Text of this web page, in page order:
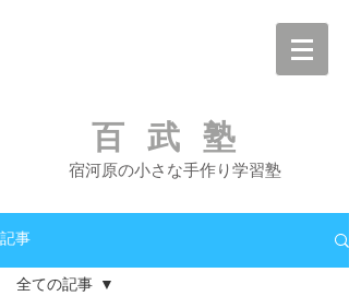
百武塾
宿河原の小さな手作り学習塾
記事
全ての記事